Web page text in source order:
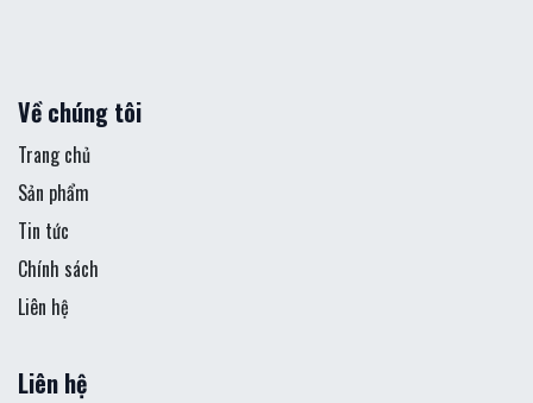
Về chúng tôi
Trang chủ
Sản phẩm
Tin tức
Chính sách
Liên hệ
Liên hệ